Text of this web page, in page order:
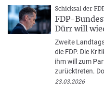
Schicksal der
FDP-
Dürr will
Zweite
die FDP. Die
ihm will zum
zurücktreten.
23.03.2026